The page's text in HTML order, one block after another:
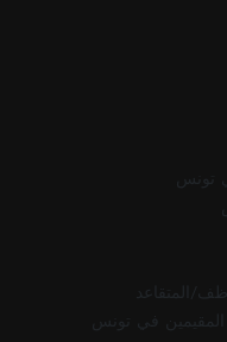
تونس
المتقاعد
في تونس